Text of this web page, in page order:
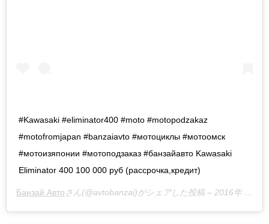
#Kawasaki #eliminator400 #moto #motopodzakaz
#motofromjapan #banzaiavto #мотоциклы #мотоомск
#мотоизяпонии #мотоподзаказ #банзайавто Kawasaki
Eliminator 400 100 000 руб (рассрочка,кредит)
Банзай Автоさん(@avtobanzai)がシェアした投稿 – 2016年 4月月3日午前8時24分PDT